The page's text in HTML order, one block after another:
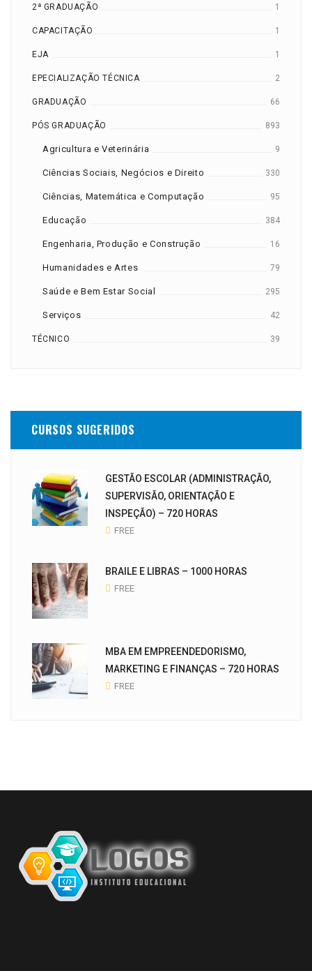
2ª GRADUAÇÃO 1
CAPACITAÇÃO 1
EJA 1
EPECIALIZAÇÃO TÉCNICA 2
GRADUAÇÃO 66
PÓS GRADUAÇÃO 893
Agricultura e Veterinária 9
Ciências Sociais, Negócios e Direito 330
Ciências, Matemática e Computação 95
Educação 384
Engenharia, Produção e Construção 16
Humanidades e Artes 79
Saúde e Bem Estar Social 295
Serviços 42
TÉCNICO 39
CURSOS SUGERIDOS
GESTÃO ESCOLAR (ADMINISTRAÇÃO,
SUPERVISÃO, ORIENTAÇÃO E
INSPEÇÃO) – 720 HORAS
FREE
BRAILE E LIBRAS – 1000 HORAS
FREE
MBA EM EMPREENDEDORISMO,
MARKETING E FINANÇAS – 720 HORAS
FREE